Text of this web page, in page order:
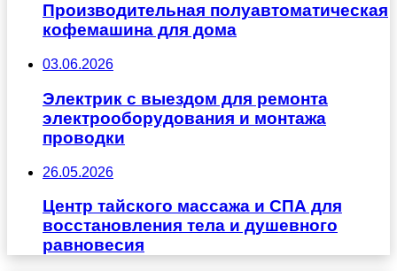
Производительная полуавтоматическая
кофемашина для дома
03.06.2026
Электрик с выездом для ремонта
электрооборудования и монтажа
проводки
26.05.2026
Центр тайского массажа и СПА для
восстановления тела и душевного
равновесия